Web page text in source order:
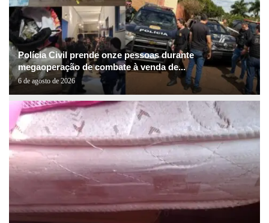
Polícia Civil prende onze pessoas durante
megaoperação de combate à venda de...
6 de agosto de 2026